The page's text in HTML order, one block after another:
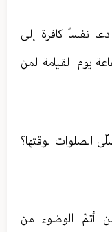
نفساً كافرة إلى
يوم القيامة لمن
الصلوات لوقتها؟
أتمّ الوضوء من